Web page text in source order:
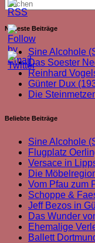
Neueste Beiträge
Sine Alcohole
Das Soester
Reinhard
Günter Dux
Die
Beliebte Beiträge
Sine Alcohole
Flugplatz
Versace in
Die
Vom Pfau zum
Schoppe &
Jeff Bezos in
Das Wunder
Ehemalige
Ballett